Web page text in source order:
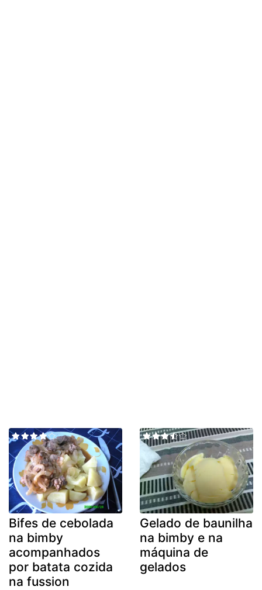
Bifes de cebolada
na bimby
acompanhados
por batata cozida
na fussion
Gelado de baunilha
na bimby e na
máquina de
gelados